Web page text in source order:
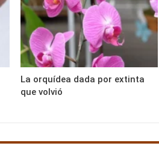
La orquídea dada por extinta
que volvió